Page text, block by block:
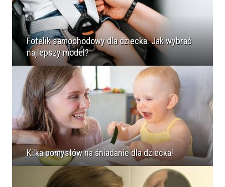
Fotelik samochodowy dla dziecka. Jak wybrać
najlepszy model?
Kilka pomysłów na śniadanie dla dziecka!